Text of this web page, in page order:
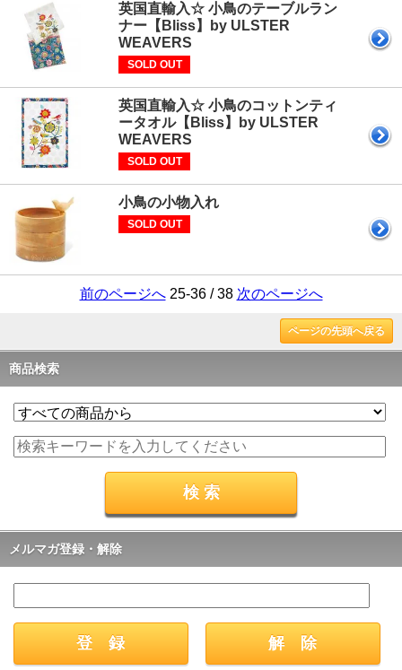
英国直輸入☆ 小鳥のテーブルラン
ナー【Bliss】by ULSTER
WEAVERS
SOLD OUT
英国直輸入☆ 小鳥のコットンティ
ータオル【Bliss】by ULSTER
WEAVERS
SOLD OUT
小鳥の小物入れ
SOLD OUT
前のページへ25-36 / 38 次のページへ
ページの先頭へ戻る
商品検索
メルマガ登録・解除